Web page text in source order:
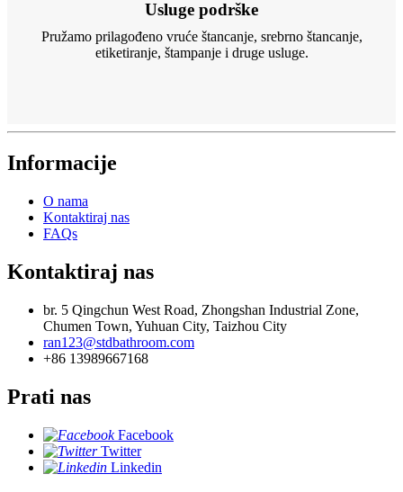
Usluge podrške
Pružamo prilagođeno vruće štancanje, srebrno štancanje,
etiketiranje, štampanje i druge usluge.
Informacije
O nama
Kontaktiraj nas
FAQs
Kontaktiraj nas
br. 5 Qingchun West Road, Zhongshan Industrial Zone,
Chumen Town, Yuhuan City, Taizhou City
ran123@stdbathroom.com
+86 13989667168
Prati nas
Facebook
Twitter
Linkedin